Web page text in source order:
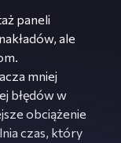
paneli
ale
mniej
błędów w
obciążenie
czas, który